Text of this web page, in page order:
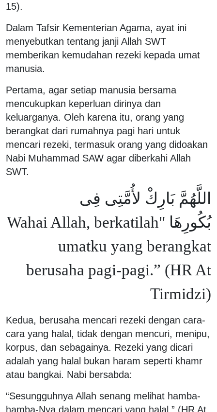
15).
Dalam Tafsir Kementerian Agama, ayat ini
menyebutkan tentang janji Allah SWT
memberikan kemudahan rezeki kepada umat
manusia.
Pertama, agar setiap manusia bersama
mencukupkan keperluan dirinya dan
keluarganya. Oleh karena itu, orang yang
berangkat dari rumahnya pagi hari untuk
mencari rezeki, termasuk orang yang didoakan
Nabi Muhammad SAW agar diberkahi Allah
SWT.
اللَّهُمَّ بَارِكْ لأُمَّتِى فِى
بُكُورِهَا "Wahai Allah, berkatilah
umatku yang berangkat
berusaha pagi-pagi.” (HR At
Tirmidzi)
Kedua, berusaha mencari rezeki dengan cara-
cara yang halal, tidak dengan mencuri, menipu,
korpus, dan sebagainya. Rezeki yang dicari
adalah yang halal bukan haram seperti khamr
atau bangkai. Nabi bersabda:
“Sesungguhnya Allah senang melihat hamba-
hamba-Nya dalam mencari yang halal.” (HR At